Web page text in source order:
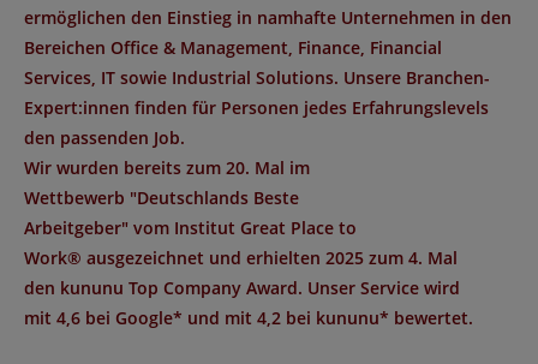
ermöglichen den Einstieg in namhafte Unternehmen in den
Bereichen Office & Management, Finance, Financial
Services, IT sowie Industrial Solutions. Unsere Branchen-
Expert:innen finden für Personen jedes Erfahrungslevels
den passenden Job.
Wir wurden bereits zum 20. Mal im
Wettbewerb "Deutschlands Beste
Arbeitgeber" vom Institut Great Place to
Work® ausgezeichnet und erhielten 2025 zum 4. Mal
den kununu Top Company Award. Unser Service wird
mit 4,6 bei Google* und mit 4,2 bei kununu* bewertet.